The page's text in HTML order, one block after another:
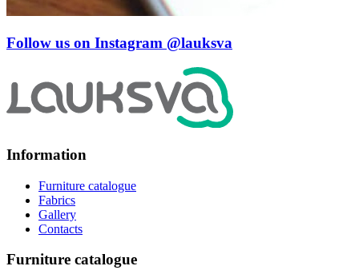
Follow us on Instagram @lauksva
Information
Furniture catalogue
Fabrics
Gallery
Contacts
Furniture catalogue